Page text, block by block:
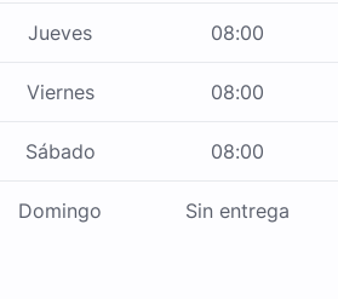
Jueves 08:00
Viernes 08:00
Sábado 08:00
Domingo Sin entrega